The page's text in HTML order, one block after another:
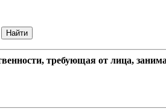
требующая от лица,